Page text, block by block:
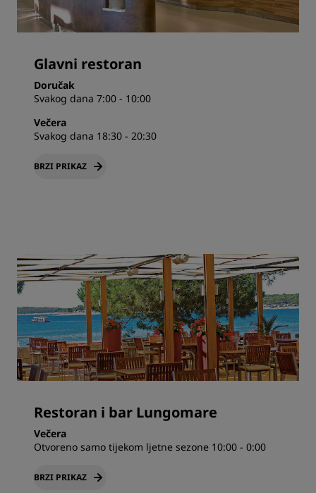
Glavni restoran
Doručak
Svakog dana 7:00 - 10:00
Večera
Svakog dana 18:30 - 20:30
BRZI PRIKAZ
Restoran i bar Lungomare
Večera
Otvoreno samo tijekom ljetne sezone 10:00 - 0:00
BRZI PRIKAZ